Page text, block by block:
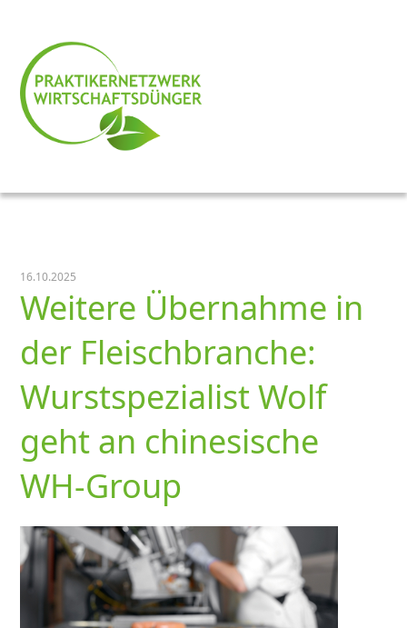
16.10.2025
Weitere Übernahme in
der Fleischbranche:
Wurstspezialist Wolf
geht an chinesische
WH-Group